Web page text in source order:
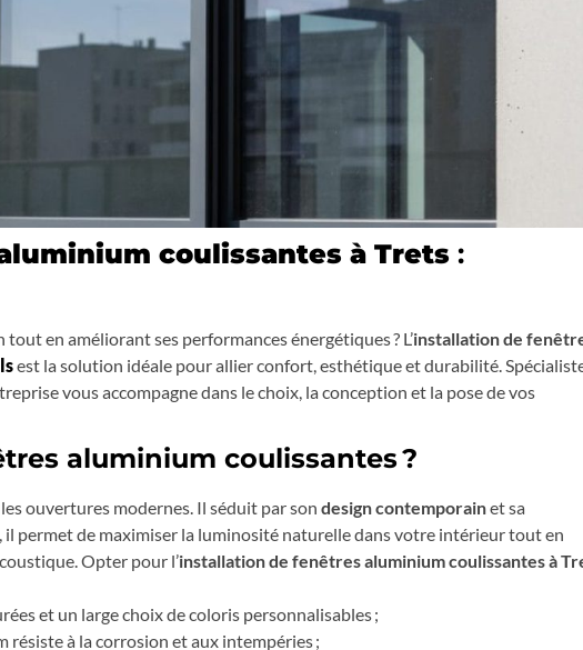
coulissantes à Trets :
en améliorant ses performances énergétiques ? L’installation de
est la solution idéale pour allier confort, esthétique et durabilité.
vous accompagne dans le choix, la conception et la pose de vos
aluminium coulissantes ?
ouvertures modernes. Il séduit par son design contemporainet sa
il permet de maximiser la luminosité naturelle dans votre intérieur tout en
Opter pour l’installation de fenêtres aluminium coulissantes à
et un large choix de coloris personnalisables ;
résiste à la corrosion et aux intempéries ;